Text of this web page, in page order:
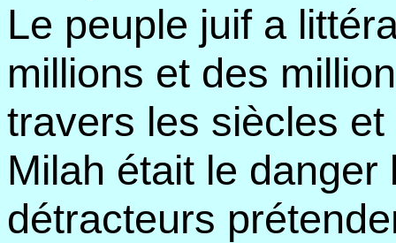
Le peuple juif a
millions et des
travers les siècles
Milah était le
détracteurs